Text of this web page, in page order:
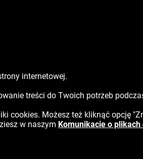
internetowej.
treści do Twoich potrzeb
cookies. Możesz też kliknąć opcję
w naszym Komunikacie o plikach